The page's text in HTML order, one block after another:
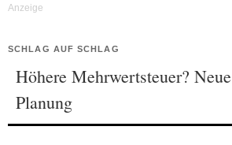
SCHLAG AUF SCHLAG
Höhere Mehrwertsteuer?
Planung